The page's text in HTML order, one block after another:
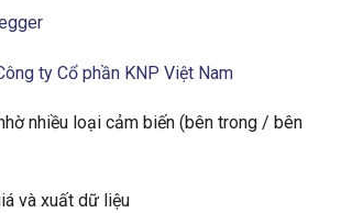
ty Cổ phần KNP Việt Nam
nhiều loại cảm biến (bên trong / bên
và xuất dữ liệu